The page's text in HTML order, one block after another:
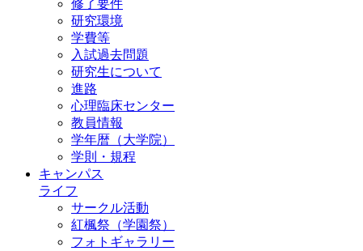
修了要件
研究環境
学費等
入試過去問題
研究生について
進路
心理臨床センター
教員情報
学年暦（大学院）
学則・規程
キャンパス
ライフ
サークル活動
紅楓祭（学園祭）
フォトギャラリー